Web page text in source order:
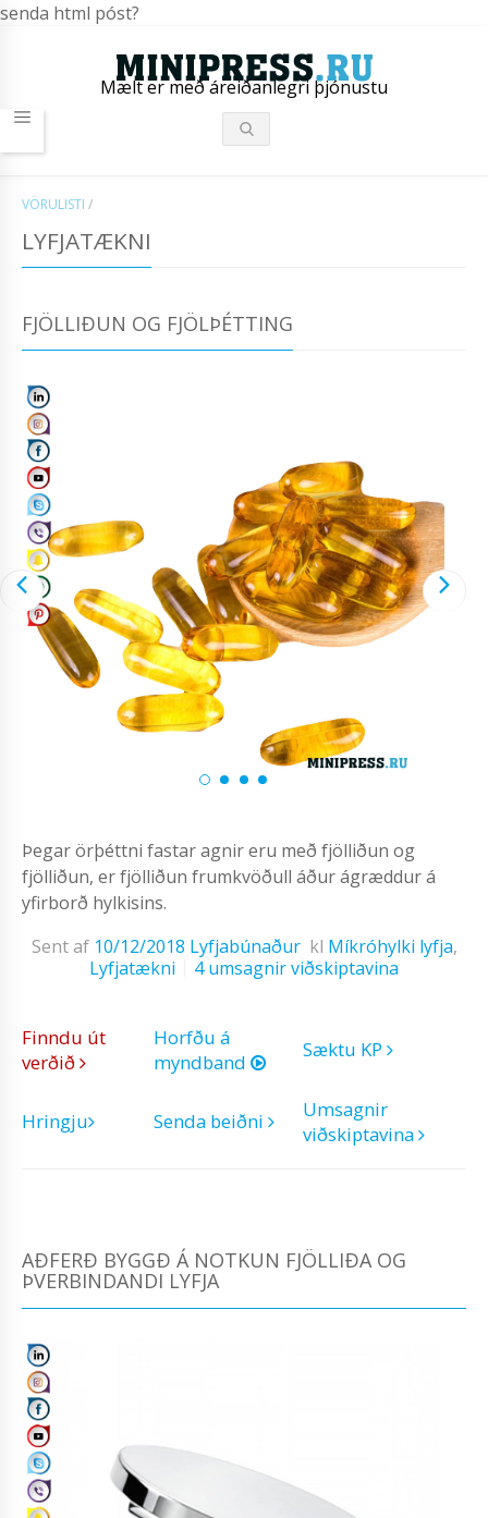
senda html póst?
Mælt er með áreiðanlegri þjónustu
VÖRULISTI /
LYFJATÆKNI
FJÖLLIÐUN OG FJÖLÞÉTTING
Þegar örþéttni fastar agnir eru með fjölliðun og
fjölliðun, er fjölliðun frumkvöðull áður ágræddur á
yfirborð hylkisins.
Sent af 10/12/2018 Lyfjabúnaður kl Míkróhylki lyfja,
Lyfjatækni
4 umsagnir viðskiptavina
Finndu út
verðið
Horfðu á
myndband
Sæktu KP
Hringju Senda beiðni
Umsagnir
viðskiptavina
AÐFERÐ BYGGÐ Á NOTKUN FJÖLLIÐA OG
ÞVERBINDANDI LYFJA